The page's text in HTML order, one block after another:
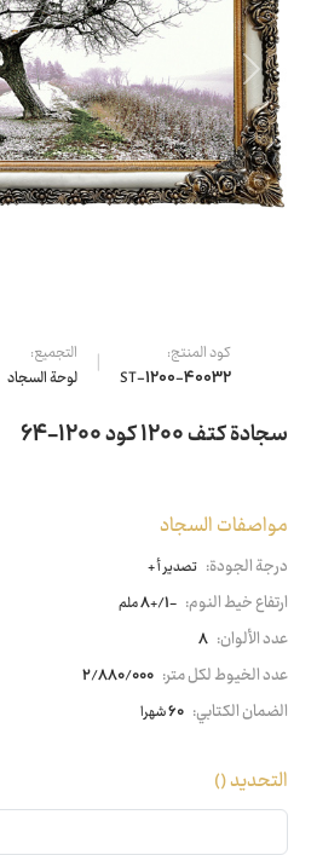
Next
كود المنتج:
ST-1200-40032
التجميع:
لوحة السجاد
سجادة كتف 1200 كود 1200-64
مواصفات السجاد
درجة الجودة: تصدير أ +
ارتفاع خيط النوم: -1/+8 ملم
عدد الألوان: 8
عدد الخيوط لكل متر: 2/880/000
الضمان الكتابي: 60 شهرا
التحديد()